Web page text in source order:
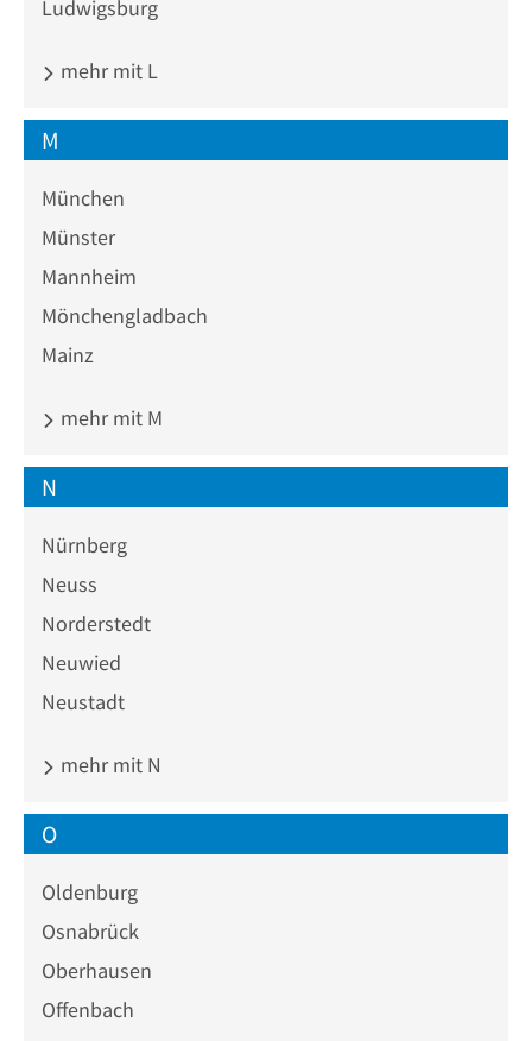
Ludwigsburg
mehr mit L
M
München
Münster
Mannheim
Mönchengladbach
Mainz
mehr mit M
N
Nürnberg
Neuss
Norderstedt
Neuwied
Neustadt
mehr mit N
O
Oldenburg
Osnabrück
Oberhausen
Offenbach